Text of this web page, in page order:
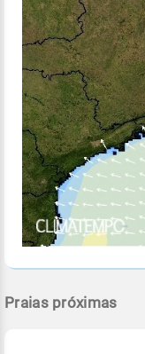
Praias próximas